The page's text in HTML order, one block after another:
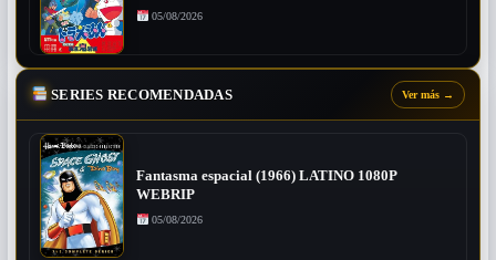
05/08/2026
SERIES RECOMENDADAS Ver más →
Fantasma espacial (1966) LATINO 1080P
WEBRIP
05/08/2026